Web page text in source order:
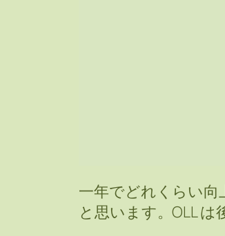
一年でどれくらい向
と思います。OLL は